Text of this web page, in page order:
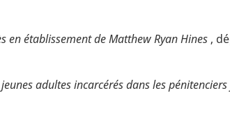
en établissement de Matthew Ryan Hines ,
adultes incarcérés dans les